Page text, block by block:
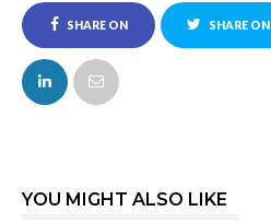
SHARE ON
FACEBOOK
SHARE ON
YOU MIGHT ALSO LIKE